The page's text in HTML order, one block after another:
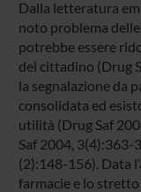
Dalla letteratura
noto problema
potrebbe essere
del cittadino (Drug
la segnalazione da
consolidata ed
utilità (Drug Saf
Saf 2004, 3(4):363-
(2):148-156). Data
farmacie e lo